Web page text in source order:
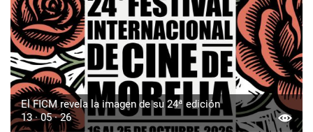
El FICM revela la imagen de su 24ª edición
13 · 05 · 26